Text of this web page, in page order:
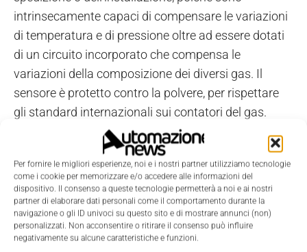
Per fornire le migliori esperienze, noi e i nostri partner utilizziamo tecnologie
come i cookie per memorizzare e/o accedere alle informazioni del
dispositivo. Il consenso a queste tecnologie permetterà a noi e ai nostri
partner di elaborare dati personali come il comportamento durante la
navigazione o gli ID univoci su questo sito e di mostrare annunci (non)
personalizzati. Non acconsentire o ritirare il consenso può influire
negativamente su alcune caratteristiche e funzioni.
intrinsecamente capaci di compensare le variazioni
di temperatura e di pressione oltre ad essere dotati
di un circuito incorporato che compensa le
variazioni della composizione dei diversi gas. Il
sensore è protetto contro la polvere, per rispettare
gli standard internazionali sui contatori del gas.